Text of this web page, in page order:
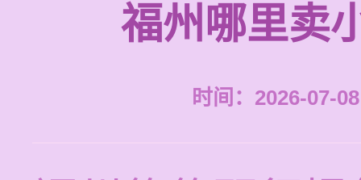
福州哪里卖
时间：2026-07-